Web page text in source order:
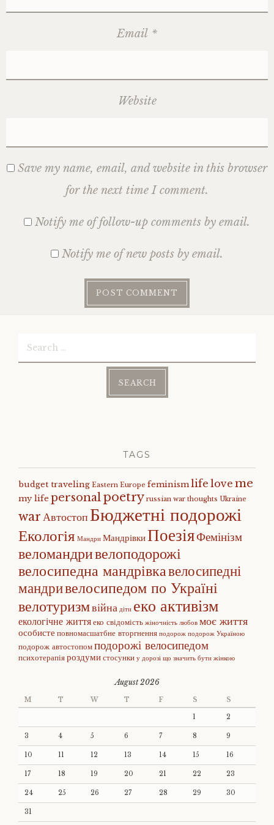
Email *
Website
Save my name, email, and website in this browser
for the next time I comment.
Notify me of follow-up comments by email.
Notify me of new posts by email.
TAGS
budget traveling Eastern Europe feminismlife love me
my life personalpoetry russian war thoughts Ukraine
warАвтостопБюджетні подорожі
Екологія Мандри МандрівкиПоезіяФемінізм
веломандривелоподорожі
велосипедна мандрівкавелосипедні
мандривелосипедом по Україні
велотуризмвійна діти еко активізм
екологічне життяеко свідомість жіночність любов моє життя
особисте повномасшатбне вторгнення подорож подорож Україною
подорож автостопомподорожі велосипедом
психотерапіяроздумистосунки у дорозі що значить бути жінкою
August 2026
M T W T F S S
1 2
3 4 5 6 7 8 9
10 11 12 13 14 15 16
17 18 19 20 21 22 23
24 25 26 27 28 29 30
31